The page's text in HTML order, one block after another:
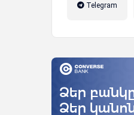
Telegram